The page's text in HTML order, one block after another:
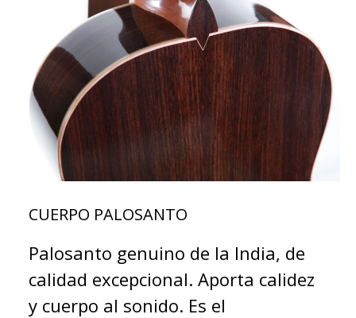
CUERPO PALOSANTO
Palosanto genuino de la India, de
calidad excepcional. Aporta calidez
y cuerpo al sonido. Es el